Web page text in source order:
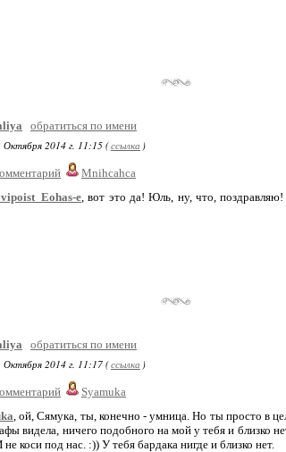
обратиться по имени
Октября 2014 г. 11:15 (ссылка )
Mnihcahca
e, вот это да! Юль, ну, что,
обратиться по имени
Октября 2014 г. 11:17 (ссылка )
Syamuka
, ой, Сямука, ты, конечно - умница. Но ты просто в
видела, ничего подобного на мой у тебя и близко
коси под нас. :)) У тебя бардака нигде и близко нет.